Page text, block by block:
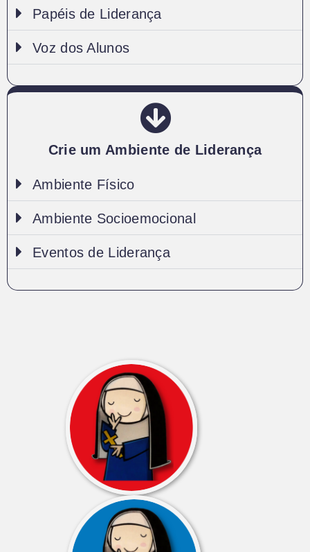
Papéis de Liderança
Voz dos Alunos
Crie um Ambiente de Liderança
Ambiente Físico
Ambiente Socioemocional
Eventos de Liderança